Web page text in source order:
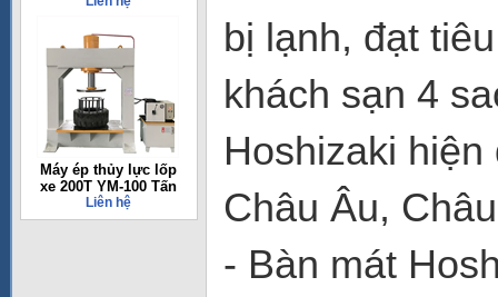
Máy ép thủy lực lốp
xe 200T YM-100 Tấn
Liên hệ
bị lạnh, đạt
khách sạn 4
Hoshizaki
Châu Âu,
- Bàn mát